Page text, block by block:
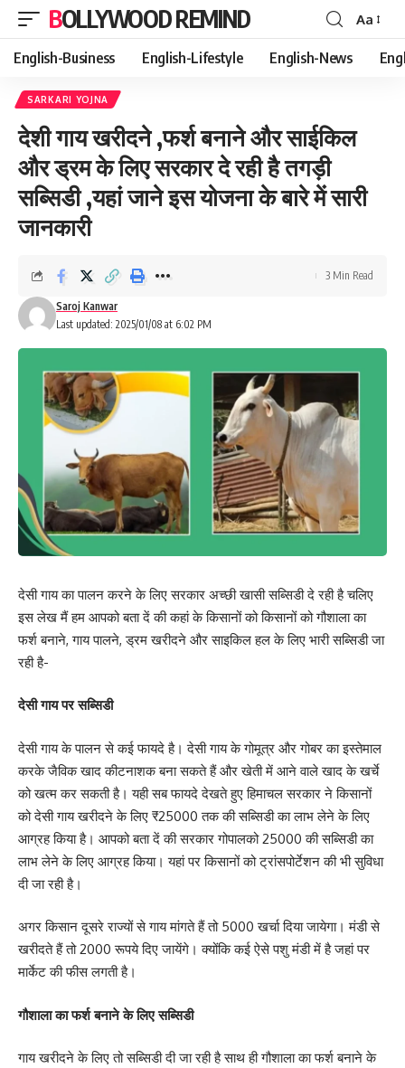
BOLLYWOOD REMIND
Font
Resizer
Aa
English-Business English-Lifestyle English-News
SARKARI YOJNA
देशी गाय खरीदने ,फर्श बनाने और साईकिल
और ड्रम के लिए सरकार दे रही है तगड़ी
सब्सिडी ,यहां जाने इस योजना के बारे में सारी
जानकारी
Last updated: 2025/01/08 at 6:02 PM
Saroj Kanwar
3 Min Read
देसी गाय का पालन करने के लिए सरकार अच्छी खासी सब्सिडी दे रही है चलिए
इस लेख मैं हम आपको बता दें की कहां के किसानों को किसानों को गौशाला का
फर्श बनाने, गाय पालने, ड्रम खरीदने और साइकिल हल के लिए भारी सब्सिडी जा
रही है-
देसी गाय पर सब्सिडी
देसी गाय के पालन से कई फायदे है। देसी गाय के गोमूत्र और गोबर का इस्तेमाल
करके जैविक खाद कीटनाशक बना सकते हैं और खेती में आने वाले खाद के खर्चे
को खत्म कर सकती है। यही सब फायदे देखते हुए हिमाचल सरकार ने किसानों
को देसी गाय खरीदने के लिए ₹25000 तक की सब्सिडी का लाभ लेने के लिए
आग्रह किया है। आपको बता दें की सरकार गोपालको 25000 की सब्सिडी का
लाभ लेने के लिए आग्रह किया। यहां पर किसानों को ट्रांसपोर्टेशन की भी सुविधा
दी जा रही है।
अगर किसान दूसरे राज्यों से गाय मांगते हैं तो 5000 खर्चा दिया जायेगा। मंडी से
खरीदते हैं तो 2000 रूपये दिए जायेंगे। क्योंकि कई ऐसे पशु मंडी में है जहां पर
मार्केट की फीस लगती है।
गौशाला का फर्श बनाने के लिए सब्सिडी
गाय खरीदने के लिए तो सब्सिडी दी जा रही है साथ ही गौशाला का फर्श बनाने के